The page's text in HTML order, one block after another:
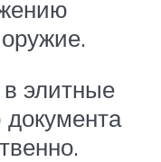
элитные
документа